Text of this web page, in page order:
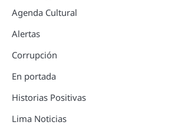
Agenda Cultural
Alertas
Corrupción
En portada
Historias Positivas
Lima Noticias